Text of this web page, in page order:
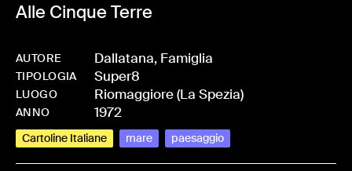
Alle Cinque Terre
AUTORE Dallatana, Famiglia
TIPOLOGIA Super8
LUOGO Riomaggiore (La Spezia)
ANNO 1972
Cartoline Italiane mare paesaggio